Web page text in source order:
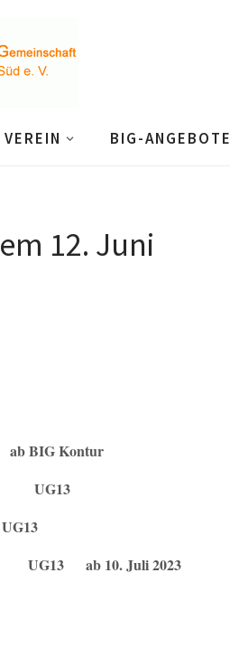
VEREIN BIG-ANGEBOTE
12. Juni
Kontur
ab 10. Juli 2023